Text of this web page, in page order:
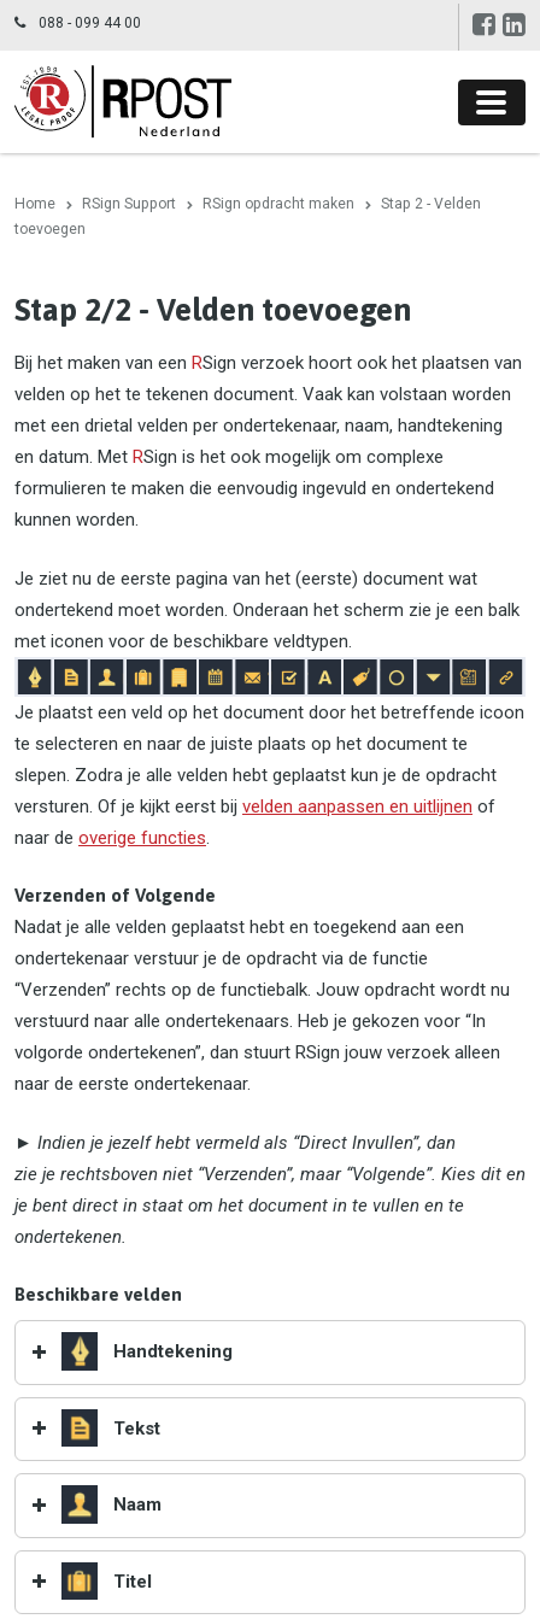
088 - 099 44 00
Home RSign Support RSign opdracht maken
Stap 2 - Velden
toevoegen
Stap 2/2 - Velden toevoegen
Bij het maken van een RSign verzoek hoort ook het plaatsen van
velden op het te tekenen document. Vaak kan volstaan worden
met een drietal velden per ondertekenaar, naam, handtekening
en datum. Met RSign is het ook mogelijk om complexe
formulieren te maken die eenvoudig ingevuld en ondertekend
kunnen worden.
Je ziet nu de eerste pagina van het (eerste) document wat
ondertekend moet worden. Onderaan het scherm zie je een balk
met iconen voor de beschikbare veldtypen.
Je plaatst een veld op het document door het betreffende icoon
te selecteren en naar de juiste plaats op het document te
slepen. Zodra je alle velden hebt geplaatst kun je de opdracht
versturen. Of je kijkt eerst bij velden aanpassen en uitlijnen of
naar de overige functies.
Verzenden of Volgende
Nadat je alle velden geplaatst hebt en toegekend aan een
ondertekenaar verstuur je de opdracht via de functie
“Verzenden” rechts op de functiebalk. Jouw opdracht wordt nu
verstuurd naar alle ondertekenaars. Heb je gekozen voor “In
volgorde ondertekenen”, dan stuurt RSign jouw verzoek alleen
naar de eerste ondertekenaar.
► Indien je jezelf hebt vermeld als “Direct Invullen”, dan
zie je rechtsboven niet “Verzenden”, maar “Volgende”. Kies dit en
je bent direct in staat om het document in te vullen en te
ondertekenen.
Beschikbare velden
Handtekening
Tekst
Naam
Titel